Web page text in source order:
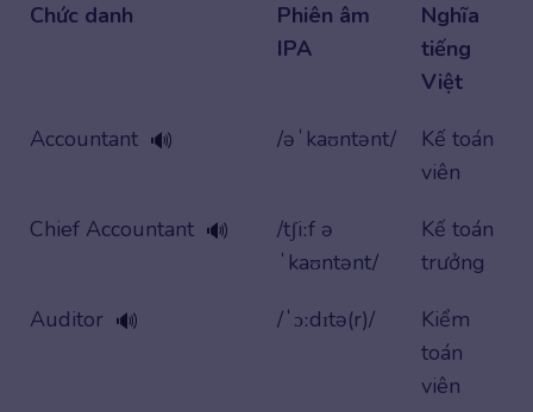
Chức danh
Phiên âm
IPA
Nghĩa
tiếng
Việt
Accountant 🔊 /əˈkaʊntənt/
Kế toán
viên
Chief Accountant 🔊
/tʃiːf ə
ˈkaʊntənt/
Kế toán
trưởng
Auditor 🔊 /ˈɔːdɪtə(r)/
Kiểm
toán
viên